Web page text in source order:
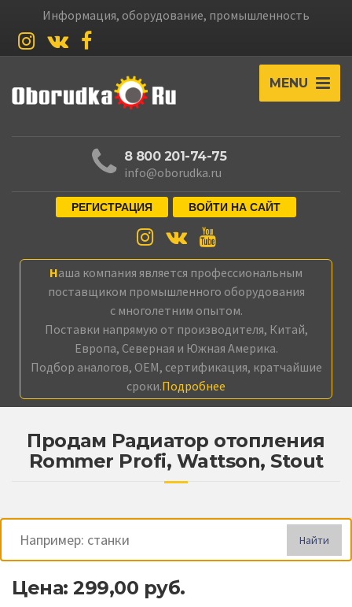
Информация, оборудование, промышленность
MENU
8 800 201-74-75
info@oborudka.ru
РЕГИСТРАЦИЯ ВОЙТИ НА САЙТ
Наша компания является профессиональным
поставщиком промышленного оборудования
с многолетним опытом.
Поставки напрямую от производителя, Китай,
Европа, Северная и Южная Америка.
Подбор аналогов, OEM, сертификация, кратчайшие
сроки.Подробнее
Продам Радиатор отопления
Rommer Profi, Wattson, Stout
Найти
Цена: 299,00 руб.